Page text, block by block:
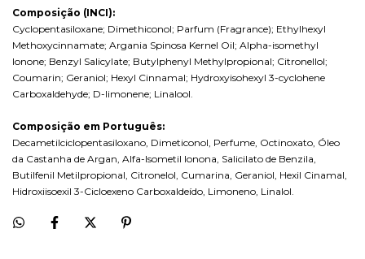
Composição (INCI):
Cyclopentasiloxane; Dimethiconol; Parfum (Fragrance); Ethylhexyl
Methoxycinnamate; Argania Spinosa Kernel Oil; Alpha-isomethyl
Ionone; Benzyl Salicylate; Butylphenyl Methylpropional; Citronellol;
Coumarin; Geraniol; Hexyl Cinnamal; Hydroxyisohexyl 3-cyclohene
Carboxaldehyde; D-limonene; Linalool.
Composição em Português:
Decametilciclopentasiloxano, Dimeticonol, Perfume, Octinoxato, Óleo
da Castanha de Argan, Alfa-Isometil Ionona, Salicilato de Benzila,
Butilfenil Metilpropional, Citronelol, Cumarina, Geraniol, Hexil Cinamal,
Hidroxiisoexil 3-Cicloexeno Carboxaldeído, Limoneno, Linalol.